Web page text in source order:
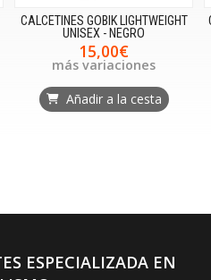
CALCETINES GOBIK LIGHTWEIGHT
UNISEX - NEGRO
15,00€
más variaciones
Añadir a la cesta
ESPECIALIZADA EN